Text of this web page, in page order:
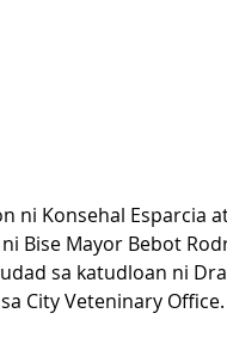
ni Konsehal Esparcia
Bise Mayor Bebot
sa katudloan ni
City Veteninary Office.